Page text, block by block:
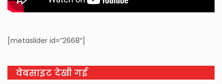
[metaslider id=”2668″]
वेबसाइट देखी गई